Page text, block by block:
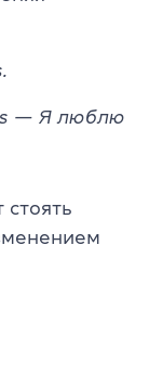
— Я люблю